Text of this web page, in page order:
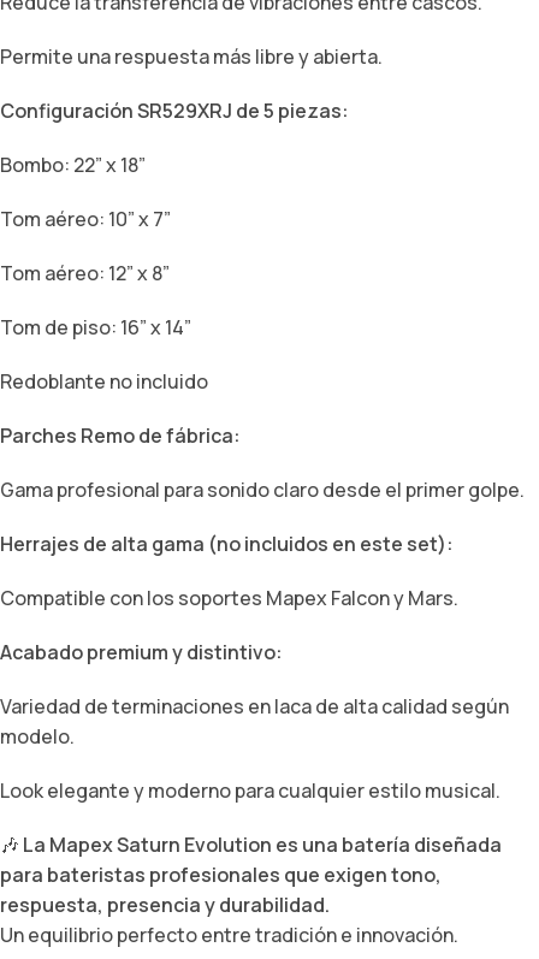
Permite una respuesta más libre y abierta.
Configuración SR529XRJ de 5 piezas:
Bombo: 22” x 18”
Tom aéreo: 10” x 7”
Tom aéreo: 12” x 8”
Tom de piso: 16” x 14”
Redoblante no incluido
Parches Remo de fábrica:
Gama profesional para sonido claro desde el primer golpe.
Herrajes de alta gama (no incluidos en este set):
Compatible con los soportes Mapex Falcon y Mars.
Acabado premium y distintivo:
Variedad de terminaciones en laca de alta calidad según
modelo.
Look elegante y moderno para cualquier estilo musical.
🎶 La Mapex Saturn Evolution es una batería diseñada
para bateristas profesionales que exigen tono,
respuesta, presencia y durabilidad.
Un equilibrio perfecto entre tradición e innovación.